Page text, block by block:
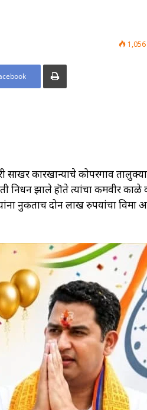
1,056
Print
साखर कारखान्याचे कोपरगाव
झाले हॊते त्यांचा कर्मवीर काळे
नुकताच दोन लाख रुपयांचा